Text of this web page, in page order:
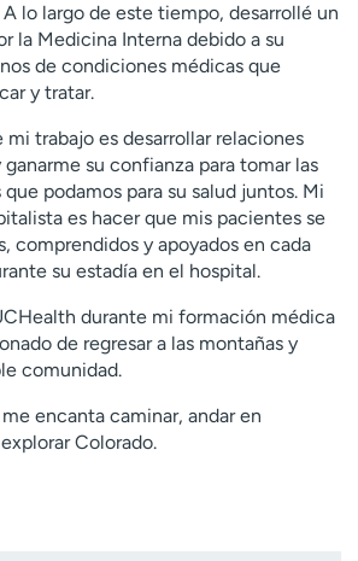
lo largo de este tiempo, desarrollé un
la Medicina Interna debido a su
de condiciones médicas que
y tratar.
trabajo es desarrollar relaciones
su confianza para tomar las
podamos para su salud juntos. Mi
es hacer que mis pacientes se
comprendidos y apoyados en cada
su estadía en el hospital.
durante mi formación médica
de regresar a las montañas y
comunidad.
encanta caminar, andar en
Colorado.